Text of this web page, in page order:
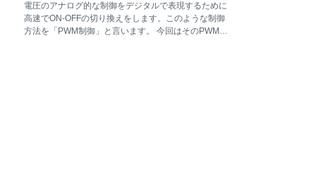
ーモン」というプログラムにする必要がある。 （こり
ゃデビルか・・・） Linuxではデーモンとして作って
サービスに設定することでシステム起動時に自動で実
電圧のアナログ的な制御をデジタルで表現するために
高速でON-OFFの切り換えをします。このような制御
方法を「PWM制御」と言います。 今回はそのPWM制